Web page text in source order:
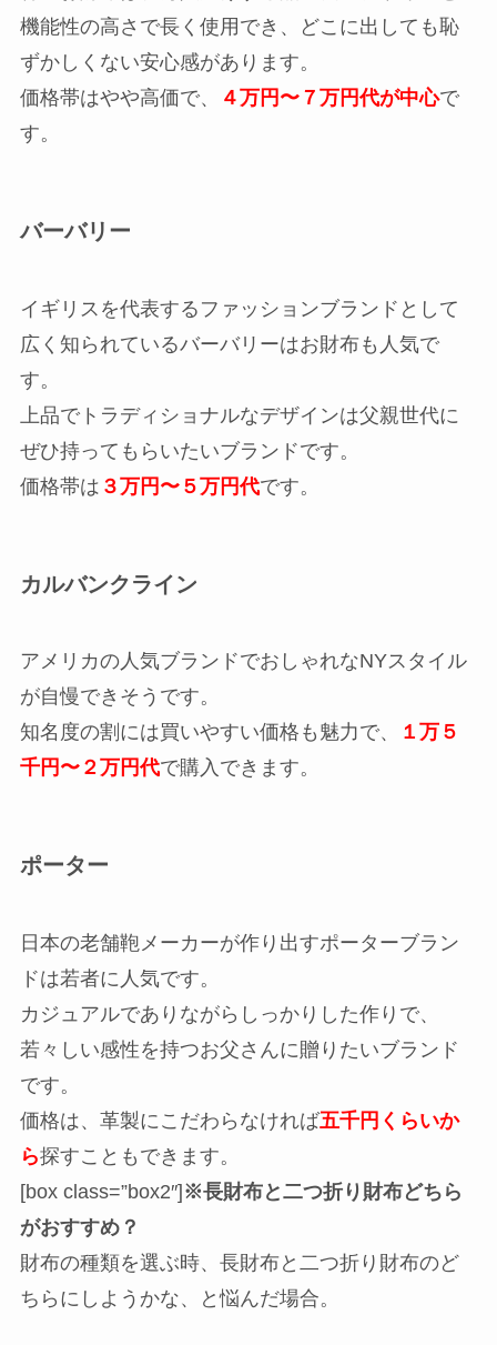
機能性の高さで長く使用でき、どこに出しても恥
ずかしくない安心感があります。
価格帯はやや高価で、
４万円〜７万円代が中心で
す。
バーバリー
イギリスを代表するファッションブランドとして
広く知られているバーバリーはお財布も人気で
す。
上品でトラディショナルなデザインは父親世代に
ぜひ持ってもらいたいブランドです。
価格帯は ３万円〜５万円代です。
カルバンクライン
アメリカの人気ブランドでおしゃれなNYスタイル
が自慢できそうです。
知名度の割には買いやすい価格も魅力で、
１万５
千円〜２万円代で購入できます。
ポーター
日本の老舗鞄メーカーが作り出すポーターブラン
ドは若者に人気です。
カジュアルでありながらしっかりした作りで、
若々しい感性を持つお父さんに贈りたいブランド
です。
価格は、革製にこだわらなければ五千円くらいか
ら探すこともできます。
[box class=”box2″]※長財布と二つ折り財布どちら
がおすすめ？
財布の種類を選ぶ時、長財布と二つ折り財布のど
ちらにしようかな、と悩んだ場合。